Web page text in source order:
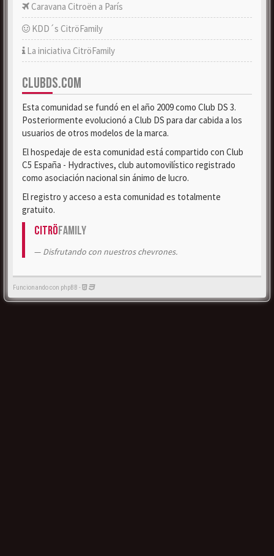
Caravana Citroën a París
KDD´s CitröFamily
La iniciativa CitröFamily
CLUBDS.COM
Esta comunidad se fundó en el año 2009 como Club DS 3.
Posteriormente evolucionó a Club DS para dar cabida a los
usuarios de otros modelos de la marca.
El hospedaje de esta comunidad está compartido con Club
C5 España - Hydractives, club automovilístico registrado
como asociación nacional sin ánimo de lucro.
El registro y acceso a esta comunidad es totalmente
gratuito.
CitröFamily
Disfrutando con nuestros chevrones.
Funcionando con phpBB -